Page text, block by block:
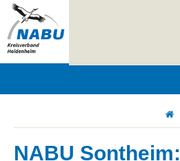
NABU Sontheim: